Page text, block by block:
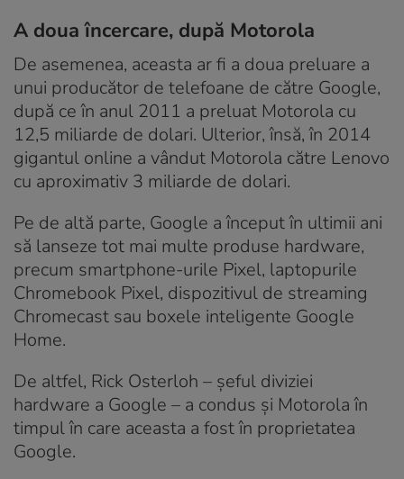
A doua încercare, după Motorola
De asemenea, aceasta ar fi a doua preluare a
unui producător de telefoane de către Google,
după ce în anul 2011 a preluat Motorola cu
12,5 miliarde de dolari. Ulterior, însă, în 2014
gigantul online a vândut Motorola către Lenovo
cu aproximativ 3 miliarde de dolari.
Pe de altă parte, Google a început în ultimii ani
să lanseze tot mai multe produse hardware,
precum smartphone-urile Pixel, laptopurile
Chromebook Pixel, dispozitivul de streaming
Chromecast sau boxele inteligente Google
Home.
De altfel, Rick Osterloh – șeful diviziei
hardware a Google – a condus și Motorola în
timpul în care aceasta a fost în proprietatea
Google.